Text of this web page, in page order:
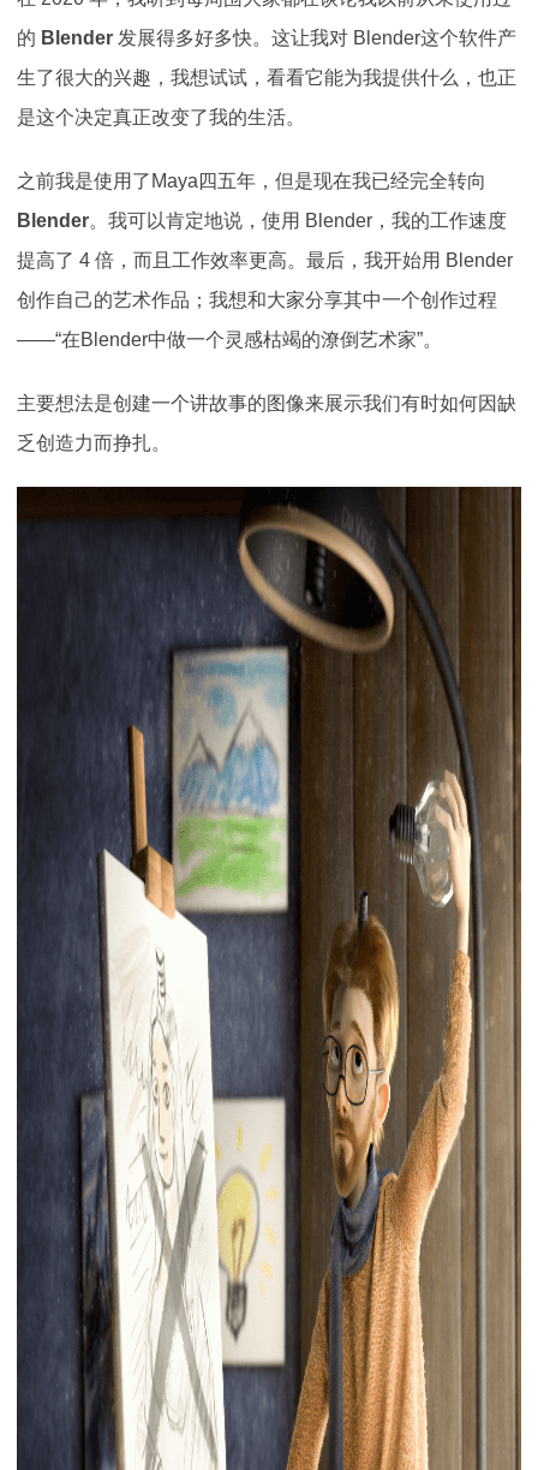
的 Blender 发展得多好多快。这让我对 Blender这个软件产
生了很大的兴趣，我想试试，看看它能为我提供什么，也正
是这个决定真正改变了我的生活。
之前我是使用了Maya四五年，但是现在我已经完全转向
Blender。我可以肯定地说，使用 Blender，我的工作速度
提高了 4 倍，而且工作效率更高。最后，我开始用 Blender
创作自己的艺术作品；我想和大家分享其中一个创作过程
——“在Blender中做一个灵感枯竭的潦倒艺术家”。
主要想法是创建一个讲故事的图像来展示我们有时如何因缺
乏创造力而挣扎。